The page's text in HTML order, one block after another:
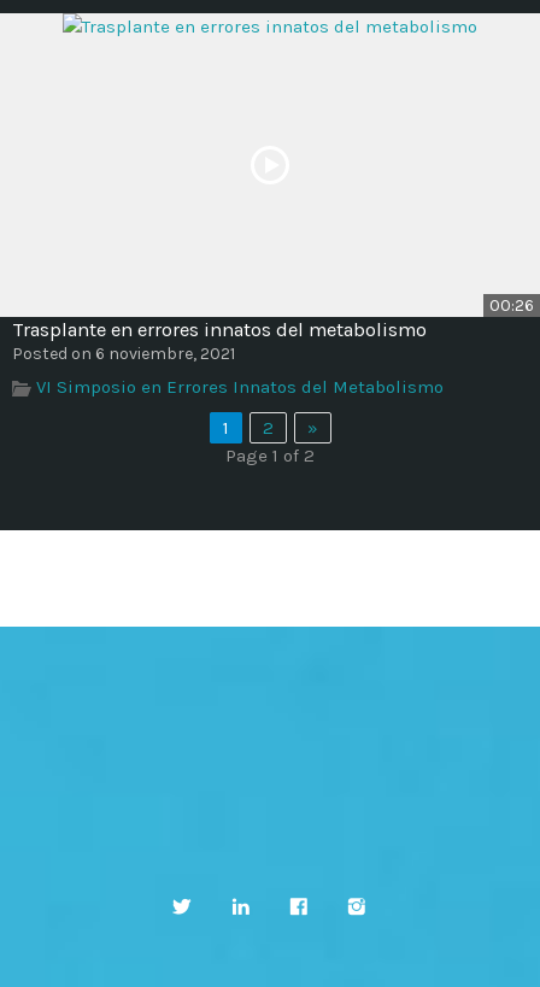
00:26
Trasplante en errores innatos del metabolismo
Posted on 6 noviembre, 2021
VI Simposio en Errores Innatos del Metabolismo
1
2
»
Page 1 of 2